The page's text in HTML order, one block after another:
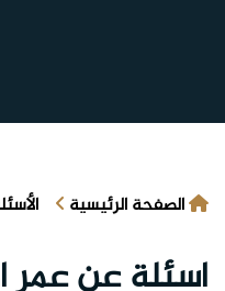
الصفحة الرئيسية
اسئلة عن عمر